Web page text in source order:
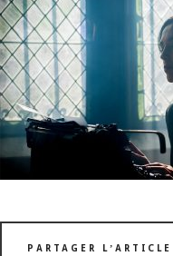
PARTAGER L’ARTICLE